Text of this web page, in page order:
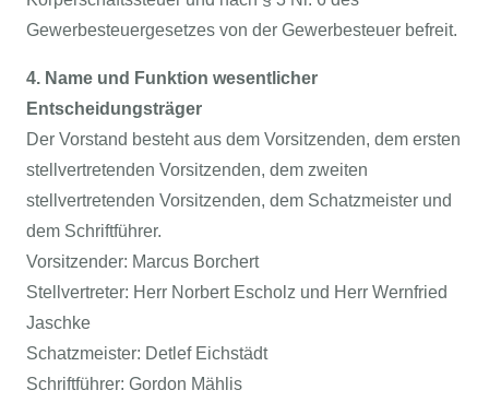
Gewerbesteuergesetzes von der Gewerbesteuer befreit.
4. Name und Funktion wesentlicher
Entscheidungsträger
Der Vorstand besteht aus dem Vorsitzenden, dem ersten
stellvertretenden Vorsitzenden, dem zweiten
stellvertretenden Vorsitzenden, dem Schatzmeister und
dem Schriftführer.
Vorsitzender: Marcus Borchert
Stellvertreter: Herr Norbert Escholz und Herr Wernfried
Jaschke
Schatzmeister: Detlef Eichstädt
Schriftführer: Gordon Mählis